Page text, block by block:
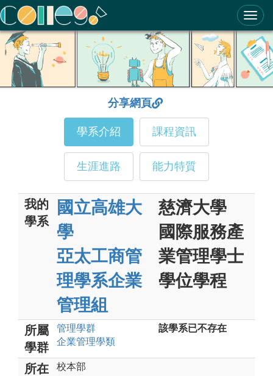
ColleGo! 大學選才與高中育才輔助系統
分享網頁
學系介紹 課程資訊
生涯進路 能力特質
我的
學系
國立高雄大
學
亞太工商管
理學系企業
管理組
慈濟大學
國際服務產
業管理學士
學位學程
所屬
學群
管理學群
企業管理學類
該學系已不存在
所在
校本部